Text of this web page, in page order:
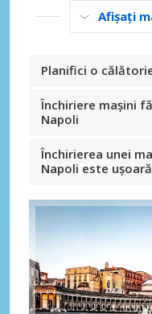
Afișați
Planifici o
Închiriere mașini
Napoli
Închirierea unei
Napoli este